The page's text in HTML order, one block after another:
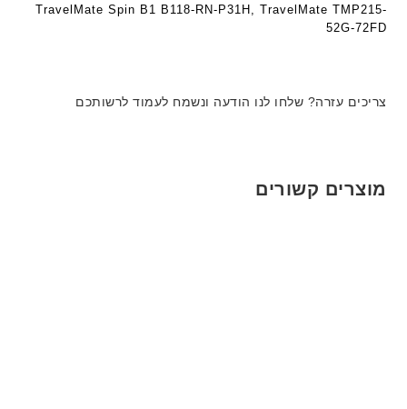
צריכים עזרה? שלחו לנו הודעה ונשמח לעמוד לרשותכם
מוצרים קשורים